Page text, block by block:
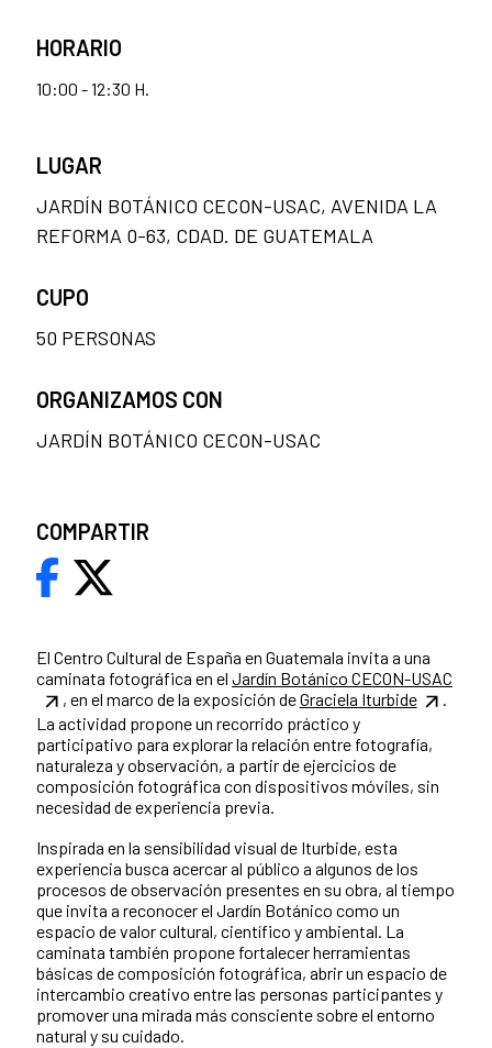
El Centro Cultural de España en Guatemala invita a una
caminata fotográfica en el Jardín Botánico CECON-USAC
, en el marco de la exposición deGraciela Iturbide
.
La actividad propone un recorrido práctico y
participativo para explorar la relación entre fotografía,
naturaleza y observación, a partir de ejercicios de
composición fotográfica con dispositivos móviles, sin
necesidad de experiencia previa.
Inspirada en la sensibilidad visual de Iturbide, esta
experiencia busca acercar al público a algunos de los
procesos de observación presentes en su obra, al tiempo
que invita a reconocer el Jardín Botánico como un
espacio de valor cultural, científico y ambiental. La
caminata también propone fortalecer herramientas
básicas de composición fotográfica, abrir un espacio de
intercambio creativo entre las personas participantes y
promover una mirada más consciente sobre el entorno
natural y su cuidado.
HORARIO
10:00 - 12:30 H.
LUGAR
JARDÍN BOTÁNICO CECON-USAC, AVENIDA LA
REFORMA 0-63, CDAD. DE GUATEMALA
CUPO
50 PERSONAS
ORGANIZAMOS CON
JARDÍN BOTÁNICO CECON-USAC
COMPARTIR